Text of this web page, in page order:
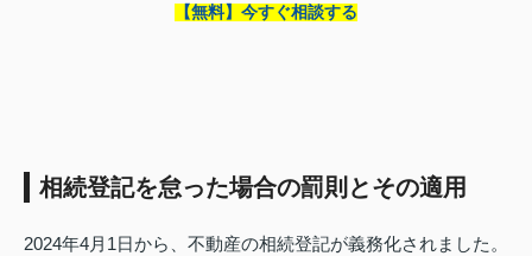
【無料】今すぐ相談する
相続登記を怠った場合の罰則とその適用
2024年4月1日から、不動産の相続登記が義務化されました。